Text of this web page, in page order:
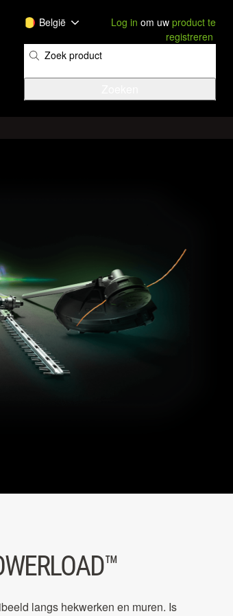
België Log in om uw product te
registreren
langs hekwerken en muren. Is